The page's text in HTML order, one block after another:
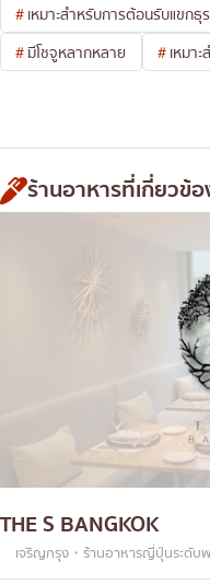
เหมาะสำหรับการต้อนรับแขกธุ
มีโชจูหลากหลาย
เหมา
ร้านอาหารที่เกี่ยวข้
THE S BANGKOK
เจริญกรุง・ร้านอาหารญี่ปุ่นระดั